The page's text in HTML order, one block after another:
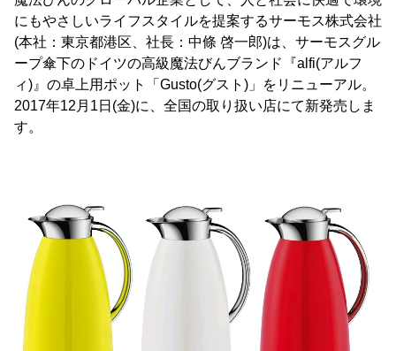
にもやさしいライフスタイルを提案するサーモス株式会社
(本社：東京都港区、社長：中條 啓一郎)は、サーモスグル
ープ傘下のドイツの高級魔法びんブランド『alfi(アルフ
ィ)』の卓上用ポット「Gusto(グスト)」をリニューアル。
2017年12月1日(金)に、全国の取り扱い店にて新発売しま
す。